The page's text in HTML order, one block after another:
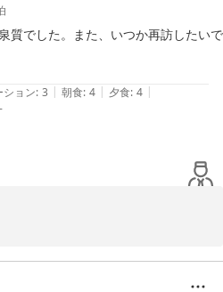
質でした。また、いつか再訪したいで
ション: 3 | 朝食: 4 | 夕食: 4 |
-
います